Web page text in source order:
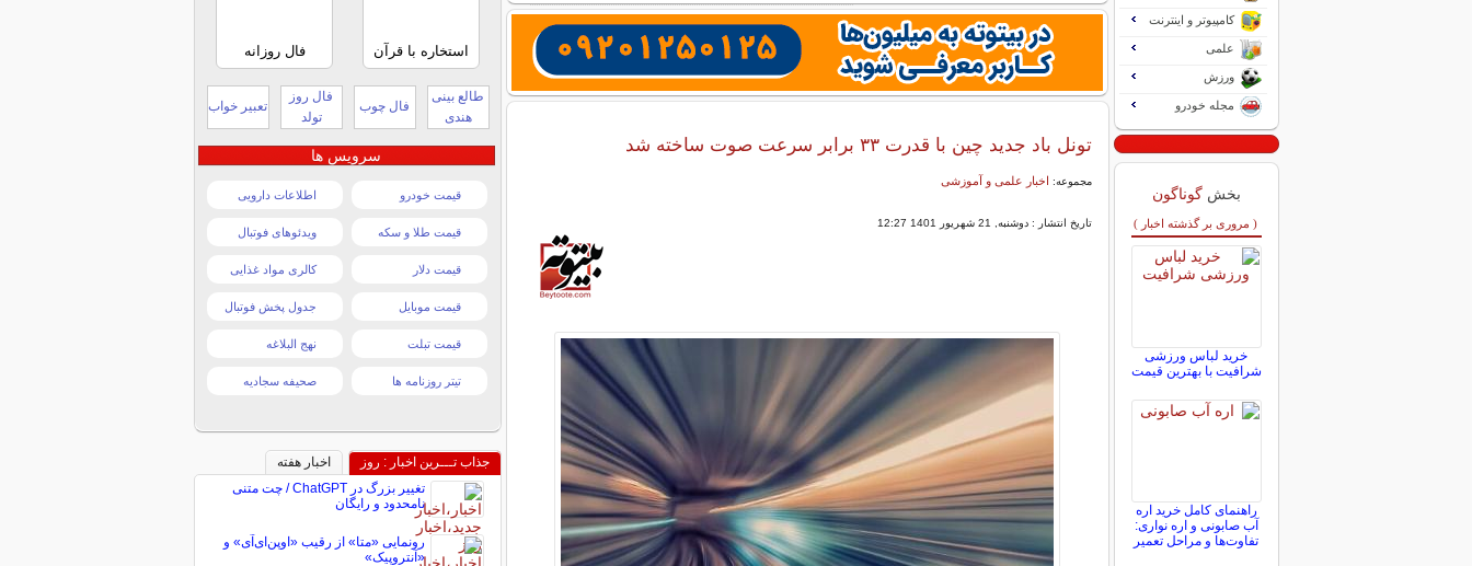
تونل باد جدید چین با قدرت ۳۳ برابر سرعت صوت ساخته شد
مجموعه: اخبار علمی و آموزشی
تاریخ انتشار : دوشنبه, 21 شهریور 1401 12:27
کامپیوتر و اینترنت
علمی
ورزش
مجله خودرو
بخش گوناگون
( مروری بر گذشته اخبار )
خرید لباس ورزشی
شرافیت با بهترین قیمت
راهنمای کامل خرید اره
آب صابونی و اره نواری:
تفاوت‌ها و مراحل تعمیر
استخاره با قرآن فال روزانه
طالع بینی
هندی
فال چوب
فال روز
تولد
تعبیر خواب
سرویس ها
قیمت خودرو اطلاعات دارویی
قیمت طلا و سکه ویدئوهای فوتبال
قیمت دلار کالری مواد غذایی
قیمت موبایل جدول پخش فوتبال
قیمت تبلت نهج البلاغه
تیتر روزنامه ها صحیفه سجادیه
جذاب تـــرین اخبار : روز
اخبار هفته
تغییر بزرگ در ChatGPT / چت متنی
نامحدود و رایگان
رونمایی «متا» از رقیب «اوپن‌ای‌آی» و
«آنتروپیک»